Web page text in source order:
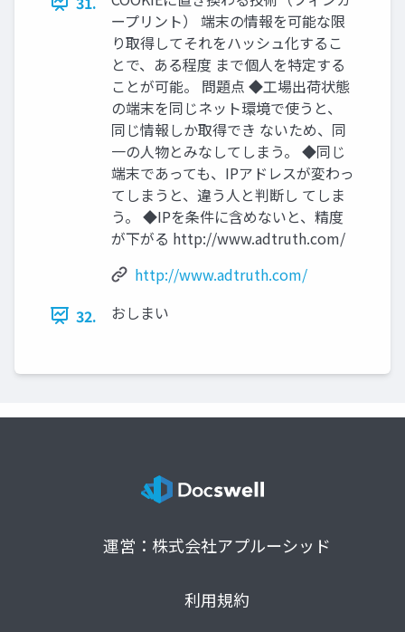
ープリント） 端末の情報を可能な限
り取得してそれをハッシュ化するこ
とで、ある程度 まで個人を特定する
ことが可能。 問題点 ◆工場出荷状態
の端末を同じネット環境で使うと、
同じ情報しか取得でき ないため、同
一の人物とみなしてしまう。 ◆同じ
端末であっても、IPアドレスが変わっ
てしまうと、違う人と判断し てしま
う。 ◆IPを条件に含めないと、精度
が下がる http://www.adtruth.com/
http://www.adtruth.com/
32.
おしまい
運営：株式会社アプルーシッド
利用規約